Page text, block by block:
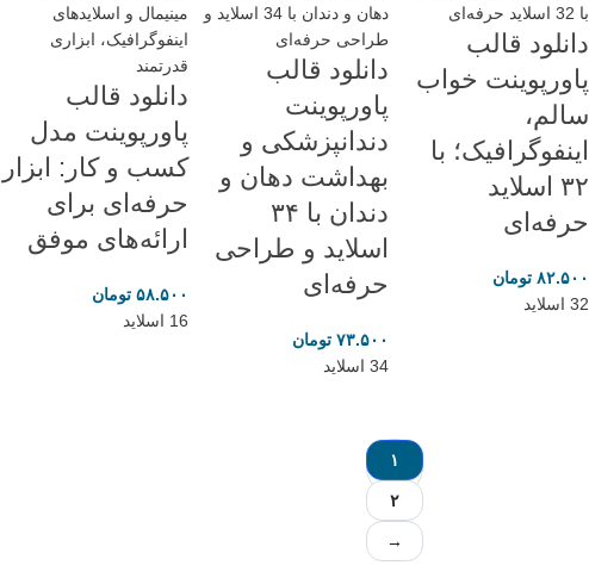
دانلود قالب
پاورپوینت خواب
سالم،
اینفوگرافیک؛ با
۳۲ اسلاید
حرفه‌ای
۸۲.۵۰۰ تومان
32 اسلاید
دانلود قالب
پاورپوینت
دندانپزشکی و
بهداشت دهان و
دندان با ۳۴
اسلاید و طراحی
حرفه‌ای
۷۳.۵۰۰ تومان
34 اسلاید
دانلود قالب
پاورپوینت مدل
کسب و کار: ابزار
حرفه‌ای برای
ارائه‌های موفق
۵۸.۵۰۰ تومان
16 اسلاید
۱
۲
→